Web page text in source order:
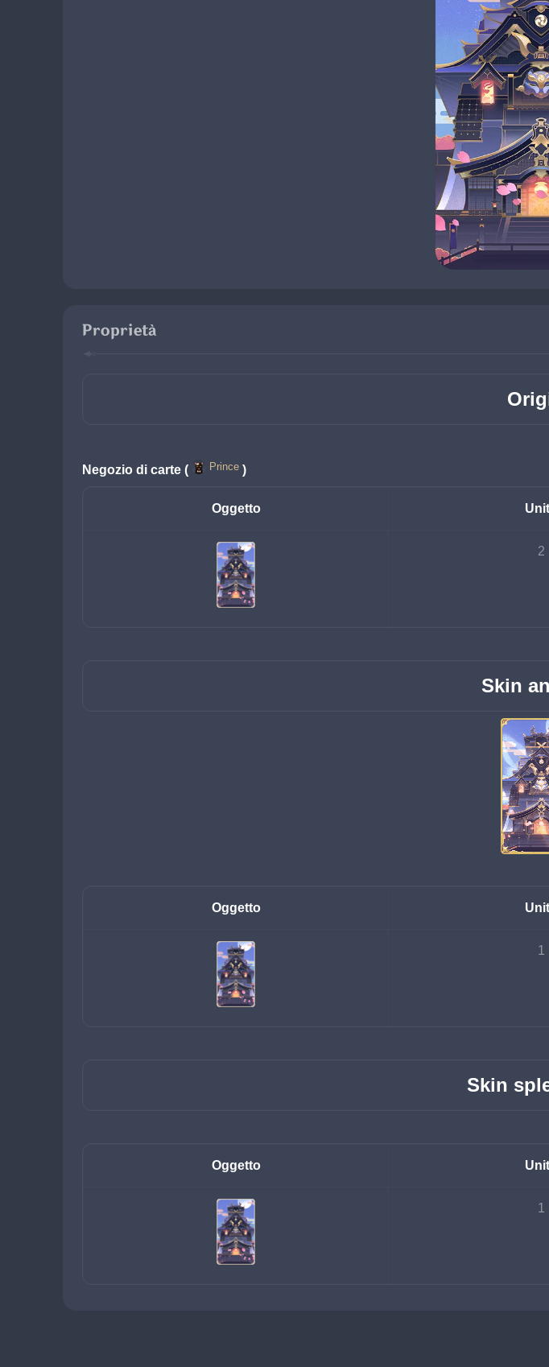
Proprietà
Negozio di carte ( Prince )
Oggetto
2
Skin
Oggetto
1
Skin
Oggetto
1